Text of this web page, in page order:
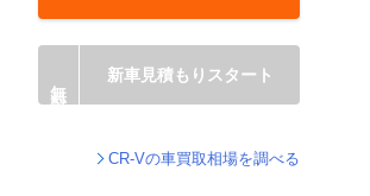
新車見積もりスタート
CR-Vの車買取相場を調べる